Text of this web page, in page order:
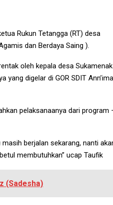
Rukun Tetangga (RT) desa
dan Berdaya Saing ).
oleh kepala desa
digelar di GOR SDIT
pelaksanaanya dari program
berjalan sekarang, nanti
membutuhkan” ucap Taufik
(Sadesha)